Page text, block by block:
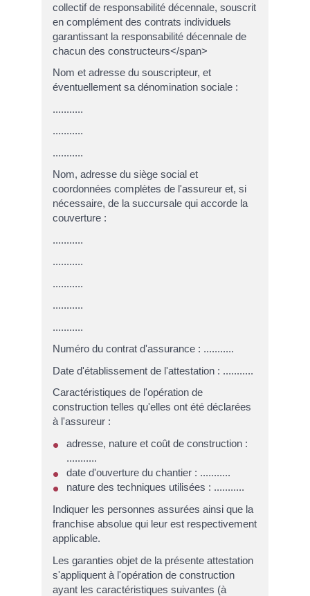
collectif de responsabilité décennale, souscrit
en complément des contrats individuels
garantissant la responsabilité décennale de
chacun des constructeurs</span>
Nom et adresse du souscripteur, et
éventuellement sa dénomination sociale :
...........
...........
...........
Nom, adresse du siège social et
coordonnées complètes de l'assureur et, si
nécessaire, de la succursale qui accorde la
couverture :
...........
...........
...........
...........
...........
Numéro du contrat d'assurance : ...........
Date d'établissement de l'attestation : ...........
Caractéristiques de l'opération de
construction telles qu'elles ont été déclarées
à l'assureur :
adresse, nature et coût de construction :
...........
date d'ouverture du chantier : ...........
nature des techniques utilisées : ...........
Indiquer les personnes assurées ainsi que la
franchise absolue qui leur est respectivement
applicable.
Les garanties objet de la présente attestation
s'appliquent à l'opération de construction
ayant les caractéristiques suivantes (à